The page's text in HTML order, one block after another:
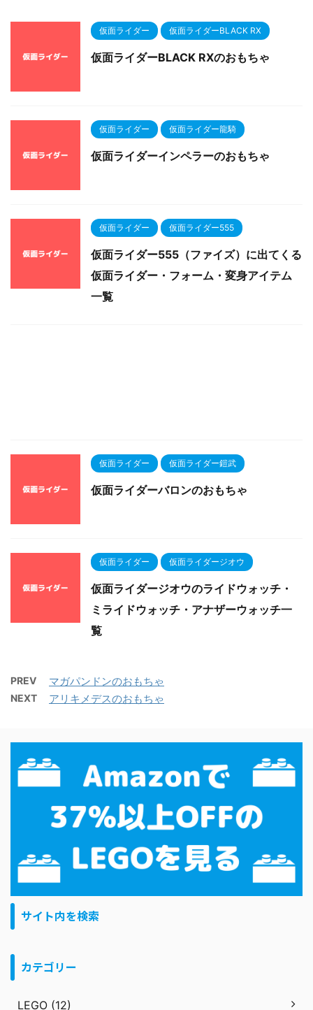
仮面ライダー 仮面ライダーBLACK RX
仮面ライダーBLACK RXのおもちゃ
仮面ライダー 仮面ライダー龍騎
仮面ライダーインペラーのおもちゃ
仮面ライダー 仮面ライダー555
仮面ライダー555（ファイズ）に出てくる
仮面ライダー・フォーム・変身アイテム
一覧
仮面ライダー 仮面ライダー鎧武
仮面ライダーバロンのおもちゃ
仮面ライダー 仮面ライダージオウ
仮面ライダージオウのライドウォッチ・
ミライドウォッチ・アナザーウォッチ一
覧
PREV マガパンドンのおもちゃ
NEXT アリキメデスのおもちゃ
サイト内を検索
カテゴリー
LEGO (12)